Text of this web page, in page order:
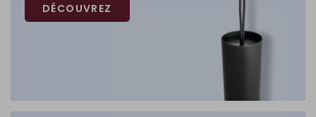
DÉCOUVREZ